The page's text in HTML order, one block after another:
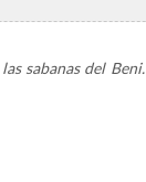
sabanas del Beni.